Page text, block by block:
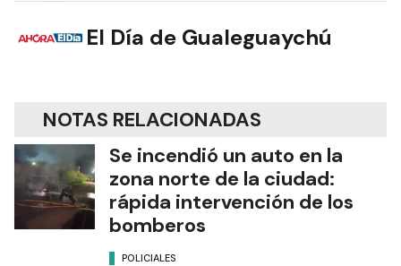
El Día de Gualeguaychú
NOTAS RELACIONADAS
Se incendió un auto en la
zona norte de la ciudad:
rápida intervención de los
bomberos
POLICIALES